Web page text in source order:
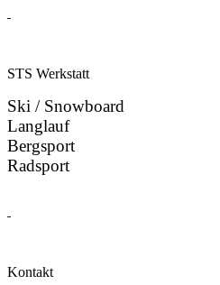
STS Werkstatt
Ski / Snowboard
Langlauf
Bergsport
Radsport
Kontakt